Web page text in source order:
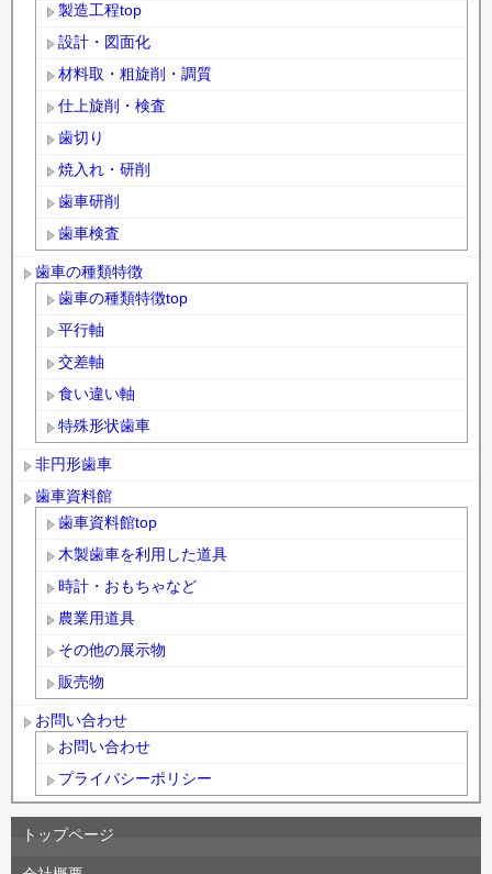
製造工程top
設計・図面化
材料取・粗旋削・調質
仕上旋削・検査
歯切り
焼入れ・研削
歯車研削
歯車検査
歯車の種類特徴
歯車の種類特徴top
平行軸
交差軸
食い違い軸
特殊形状歯車
非円形歯車
歯車資料館
歯車資料館top
木製歯車を利用した道具
時計・おもちゃなど
農業用道具
その他の展示物
販売物
お問い合わせ
お問い合わせ
プライバシーポリシー
トップページ